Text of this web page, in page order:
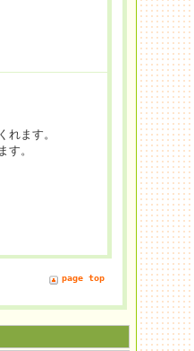
れます。
す。
page top